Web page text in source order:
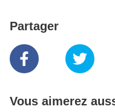
Partager
Vous aimerez